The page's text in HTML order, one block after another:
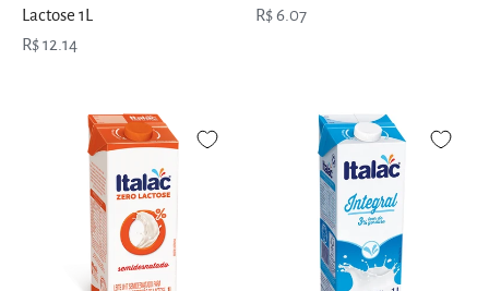
Lactose 1L
R$ 12.14
R$ 6.07